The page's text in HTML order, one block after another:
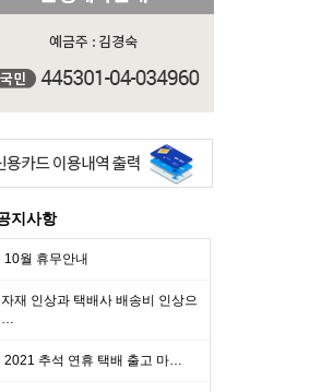
지사항
월 휴무안내
재 인상과 택배사 배송비 인상으
…
추석 연휴 택배 출고 마…